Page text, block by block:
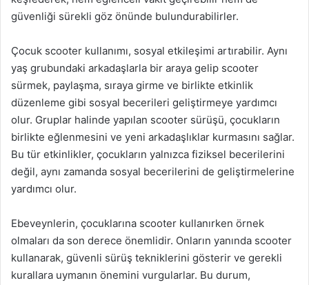
güvenliği sürekli göz önünde bulundurabilirler.
Çocuk scooter kullanımı, sosyal etkileşimi artırabilir. Aynı
yaş grubundaki arkadaşlarla bir araya gelip scooter
sürmek, paylaşma, sıraya girme ve birlikte etkinlik
düzenleme gibi sosyal becerileri geliştirmeye yardımcı
olur. Gruplar halinde yapılan scooter sürüşü, çocukların
birlikte eğlenmesini ve yeni arkadaşlıklar kurmasını sağlar.
Bu tür etkinlikler, çocukların yalnızca fiziksel becerilerini
değil, aynı zamanda sosyal becerilerini de geliştirmelerine
yardımcı olur.
Ebeveynlerin, çocuklarına scooter kullanırken örnek
olmaları da son derece önemlidir. Onların yanında scooter
kullanarak, güvenli sürüş tekniklerini gösterir ve gerekli
kurallara uymanın önemini vurgularlar. Bu durum,